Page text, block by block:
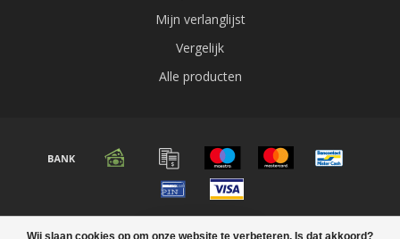
Wij slaan cookies op om onze website te verbeteren. Is dat akkoord?
Mijn verlanglijst
Vergelijk
Alle producten
© Copyright 2026 Audio expert